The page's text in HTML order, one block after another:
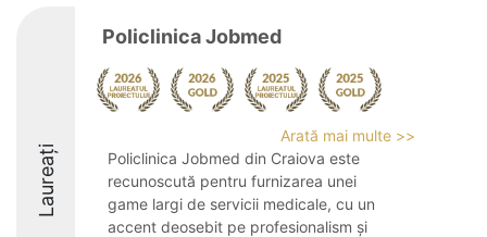
Laureați
Policlinica Jobmed
Arată mai multe >>
Policlinica Jobmed din Craiova este
recunoscută pentru furnizarea unei
game largi de servicii medicale, cu un
accent deosebit pe profesionalism și